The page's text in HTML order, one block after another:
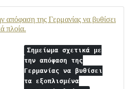
απόφαση της Γερμανίας να βυθίσει
πλοία.
Σημείωμα σχετικά με
την απόφαση της
Γερμανίας να βυθίσει
τα εξοπλισμένα